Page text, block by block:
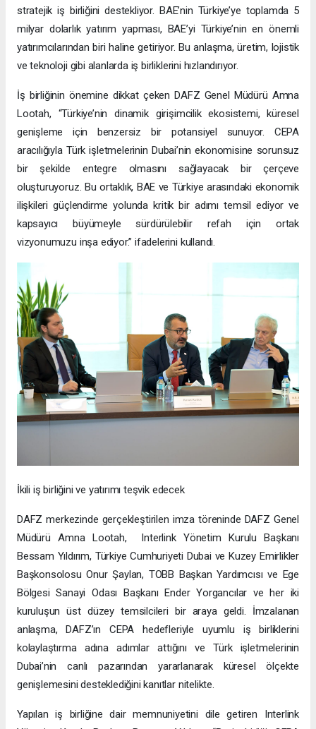
stratejik iş birliğini destekliyor. BAE’nin Türkiye’ye toplamda 5
milyar dolarlık yatırım yapması, BAE’yi Türkiye’nin en önemli
yatırımcılarından biri haline getiriyor. Bu anlaşma, üretim, lojistik
ve teknoloji gibi alanlarda iş birliklerini hızlandırıyor.
İş birliğinin önemine dikkat çeken DAFZ Genel Müdürü Amna
Lootah, “Türkiye’nin dinamik girişimcilik ekosistemi, küresel
genişleme için benzersiz bir potansiyel sunuyor. CEPA
aracılığıyla Türk işletmelerinin Dubai’nin ekonomisine sorunsuz
bir şekilde entegre olmasını sağlayacak bir çerçeve
oluşturuyoruz. Bu ortaklık, BAE ve Türkiye arasındaki ekonomik
ilişkileri güçlendirme yolunda kritik bir adımı temsil ediyor ve
kapsayıcı büyümeyle sürdürülebilir refah için ortak
vizyonumuzu inşa ediyor.” ifadelerini kullandı.
İkili iş birliğini ve yatırımı teşvik edecek
DAFZ merkezinde gerçekleştirilen imza töreninde DAFZ Genel
Müdürü Amna Lootah, Interlink Yönetim Kurulu Başkanı
Bessam Yıldırım, Türkiye Cumhuriyeti Dubai ve Kuzey Emirlikler
Başkonsolosu Onur Şaylan, TOBB Başkan Yardımcısı ve Ege
Bölgesi Sanayi Odası Başkanı Ender Yorgancılar ve her iki
kuruluşun üst düzey temsilcileri bir araya geldi. İmzalanan
anlaşma, DAFZ’ın CEPA hedefleriyle uyumlu iş birliklerini
kolaylaştırma adına adımlar attığını ve Türk işletmelerinin
Dubai’nin canlı pazarından yararlanarak küresel ölçekte
genişlemesini desteklediğini kanıtlar nitelikte.
Yapılan iş birliğine dair memnuniyetini dile getiren Interlink